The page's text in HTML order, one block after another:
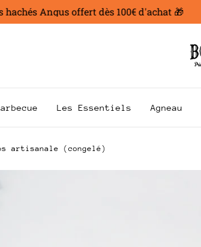
Angus offert dès 100€ d'achat 🎁
Les Essentiels Agneau
artisanale (congelé)